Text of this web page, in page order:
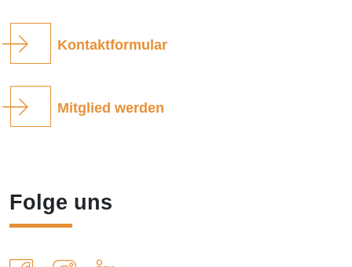
Kontaktformular
Mitglied werden
Folge uns